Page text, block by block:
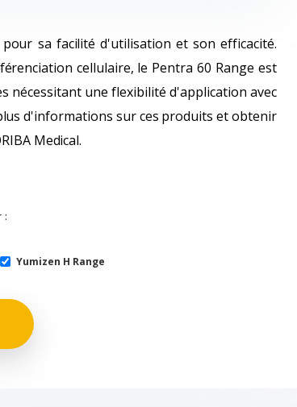
sa facilité d'utilisation et son efficacité.
cellulaire, le Pentra 60 Range est
nécessitant une flexibilité d'application avec
d'informations sur ces produits et obtenir
Medical.
:
Yumizen H Range